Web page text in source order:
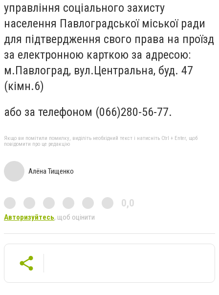
управління соціального захисту
населення Павлоградської міської ради
для підтвердження свого права на проїзд
за електронною карткою за адресою:
м.Павлоград, вул.Центральна, буд. 47
(кімн.6)
або за телефоном (066)280-56-77.
Якщо ви помітили помилку, виділіть необхідний текст і натисніть Ctrl + Enter, щоб
повідомити про це редакцію
Алёна Тищенко
0,0
Авторизуйтесь, щоб оцінити